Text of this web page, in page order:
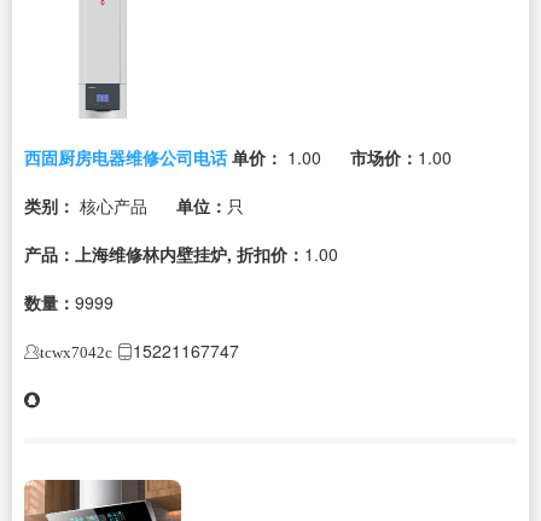
西固厨房电器维修公司电话 单价： 1.00 市场价： 1.00
类别： 核心产品 单位： 只
产品：上海维修林内壁挂炉, 折扣价： 1.00
数量： 9999
tcwx7042c 15221167747